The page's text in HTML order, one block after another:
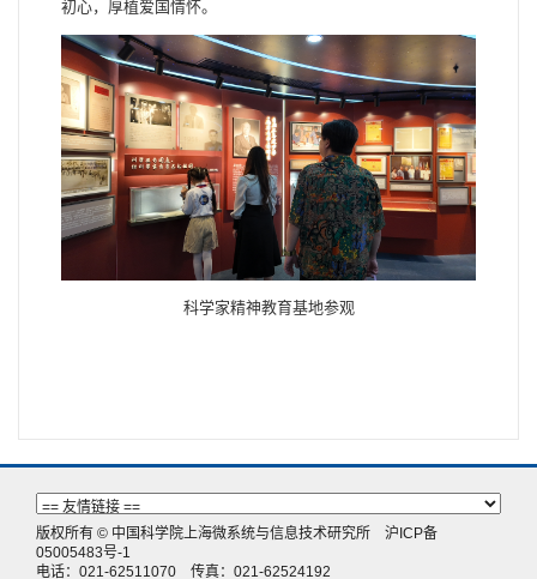
初心，厚植爱国情怀。
科学家精神教育基地参观
版权所有 © 中国科学院上海微系统与信息技术研究所 沪ICP备
05005483号-1
电话：021-62511070 传真：021-62524192